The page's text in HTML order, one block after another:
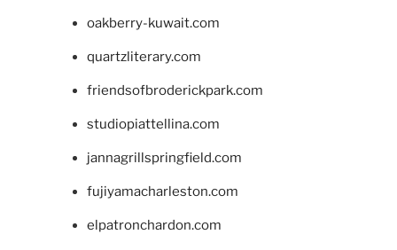
oakberry-kuwait.com
quartzliterary.com
friendsofbroderickpark.com
studiopiattellina.com
jannagrillspringfield.com
fujiyamacharleston.com
elpatronchardon.com